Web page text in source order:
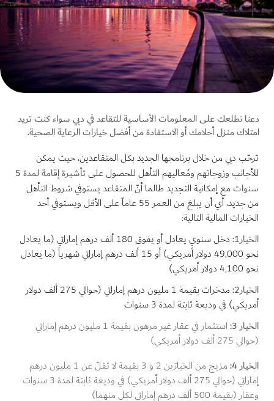
دعنا نطلعك على المعلومات الأساسية للتقاعد في دبي سواء كنت تريد
امتلاك منزل أحلامك أو الاستفادة من أفضل خيارات الرعاية الصحية.
ترحّب دبي من خلال برنامجها الجديد بكل المتقاعدين، حيث يمكن
للأجانب وزوجاتهم ومُعاليهم التأهل للحصول على
تأشيرة إقامة لمدة 5
سنواتمع إمكانية التجديد طالما أنّ المتقاعد يستوفي شروط التأهل
من جديد، أي أن يبلغ من العمر 55 عاماً على الأقل ويستوفي أحد
الخيارات المالية التالية:
الخيار1:
دخل سنوي يعادل أو يفوق 180 ألف درهم إماراتي (ما يعادل
نحو 49,000 دولار أمريكي) أو 15 ألف درهم إماراتي شهرياً (ما يعادل
نحو 4,100 دولار أمريكي)
الخيار2:
مدخرات بقيمة 1 مليون درهم إماراتي (حوالي 275 ألف دولار
أمريكي) في وديعة ثابتة لمدة 3 سنوات
الخيار 3:
استثمار في عقار غير مرهون بقيمة 1 مليون درهم إماراتي
(حوالي 275 ألف دولار أمريكي)
الخيار 4:
مزيج من الخيارَين 2 و 3 بقيمة لا تقلّ عن 1 مليون درهم
إماراتي (حوالي 275 ألف دولار أمريكي) في وديعة ثابتة لمدة 3 سنوات
وعقار (بقيمة 500 ألف درهم إماراتي لكل منهما)